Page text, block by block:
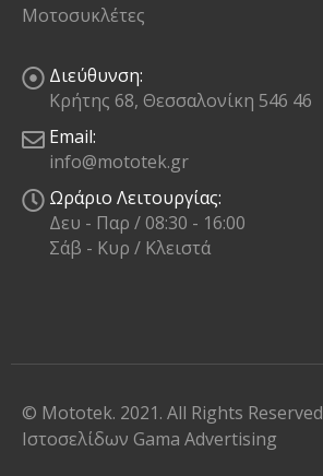
Μοτοσυκλέτες
Διεύθυνση:
Κρήτης 68, Θεσσαλονίκη 546 46
Email:
info@mototek.gr
Ωράριο Λειτουργίας:
Δευ - Παρ / 08:30 - 16:00
Σάβ - Κυρ / Κλειστά
© Mototek. 2021. All Rights Reserved
Ιστοσελίδων Gama Advertising